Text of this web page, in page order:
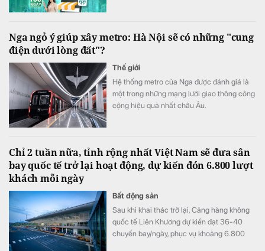
các đơn vị sự nghiệp.
Nga ngỏ ý giúp xây metro: Hà Nội sẽ có những "cung
điện dưới lòng đất"?
Thế giới
Hệ thống metro của Nga được đánh giá là
một trong những mạng lưới giao thông công
cộng hiệu quả nhất châu Âu.
Chỉ 2 tuần nữa, tỉnh rộng nhất Việt Nam sẽ đưa sân
bay quốc tế trở lại hoạt động, dự kiến đón 6.800 lượt
khách mỗi ngày
Bất động sản
Sau khi khai thác trở lại, Cảng hàng không
quốc tế Liên Khương dự kiến đạt 36-40
chuyến bay/ngày, phục vụ khoảng 6.800